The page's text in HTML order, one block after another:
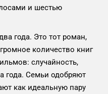
и шестью
года. Это тот роман,
количество книг
случайность,
года. Семьи одобряют
как идеальную пару